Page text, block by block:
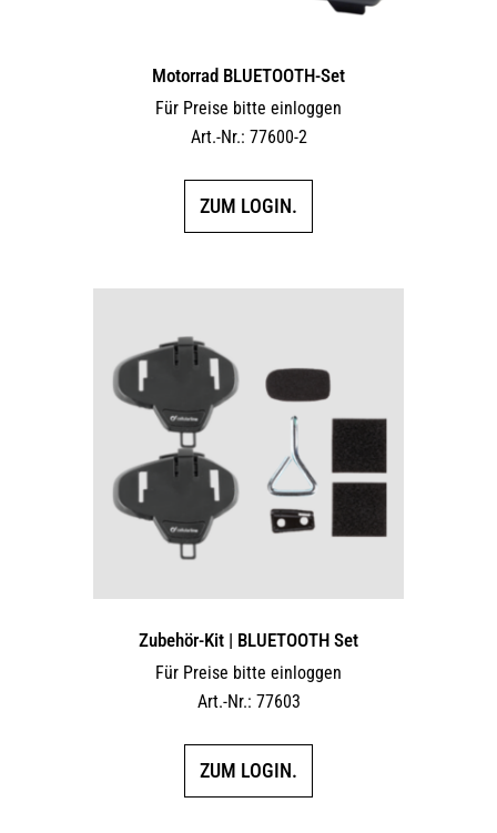
Motorrad BLUETOOTH-Set
Für Preise bitte einloggen
Art.-Nr.: 77600-2
ZUM LOGIN.
Zubehör-Kit | BLUETOOTH Set
Für Preise bitte einloggen
Art.-Nr.: 77603
ZUM LOGIN.